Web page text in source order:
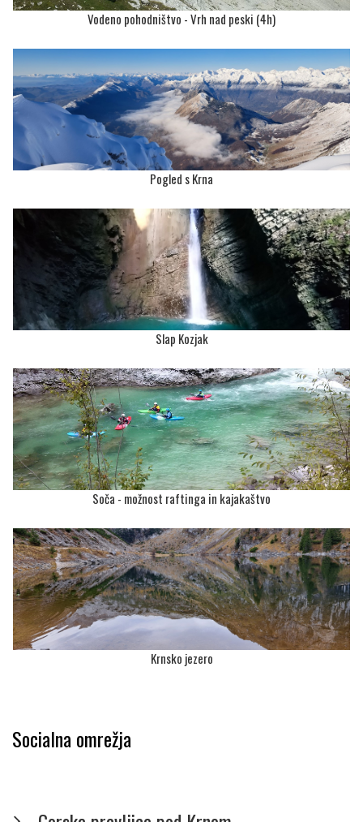
Vodeno pohodništvo - Vrh nad peski (4h)
Pogled s Krna
Slap Kozjak
Soča - možnost raftinga in kajakaštvo
Krnsko jezero
Socialna omrežja